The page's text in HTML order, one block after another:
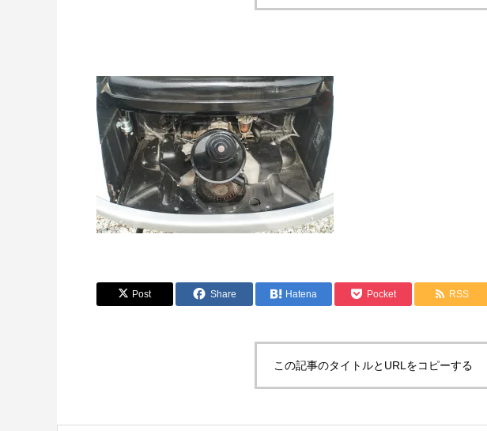
Post Share Hatena Pocket RSS
この記事のタイトルとURLをコピーする